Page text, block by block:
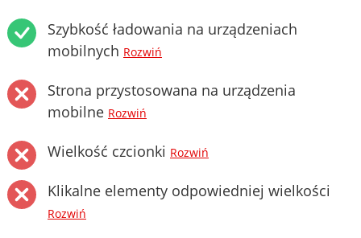
Szybkość ładowania na urządzeniach
mobilnych Rozwiń
Strona przystosowana na urządzenia
mobilne Rozwiń
Wielkość czcionki Rozwiń
Klikalne elementy odpowiedniej wielkości
Rozwiń